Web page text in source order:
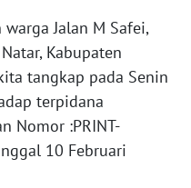
Jalan M Safei,
Kabupaten
tangkap pada Senin
terpidana
Nomor :PRINT-
10 Februari